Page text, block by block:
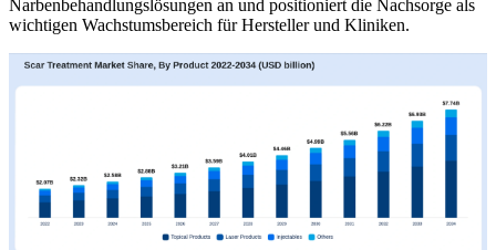
Narbenbehandlungslösungen an und positioniert die Nachsorge als
wichtigen Wachstumsbereich für Hersteller und Kliniken.